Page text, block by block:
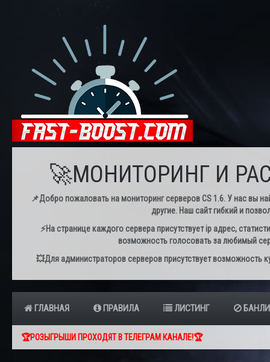
🚀МОНИТОРИНГ И
📌Добро пожаловать на мониторинг серверов CS 1.6. У нас вы
другие. Наш сайт гибкий и
⚡️На странице каждого сервера присутствует ip адрес,
возможность голосовать за любимый
💥Для администраторов серверов присутствует возможность
ГЛАВНАЯ ПРАВИЛА ЛИСТИНГ
🏆РОЗЫГРЫШИ ПРОХОДЯТ В ТЕЛЕГРАМ КАНАЛЕ!🏆